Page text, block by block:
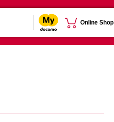
Online Shop